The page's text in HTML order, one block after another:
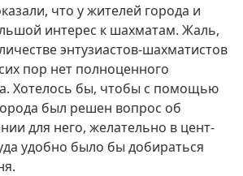
что у жителей города и
интерес к шахматам. Жаль,
энтузиастов-шахматистов
пор нет полноценного
Хотелось бы, чтобы с помощью
был решен вопрос об
для него, желательно в цент­
удобно было бы добираться